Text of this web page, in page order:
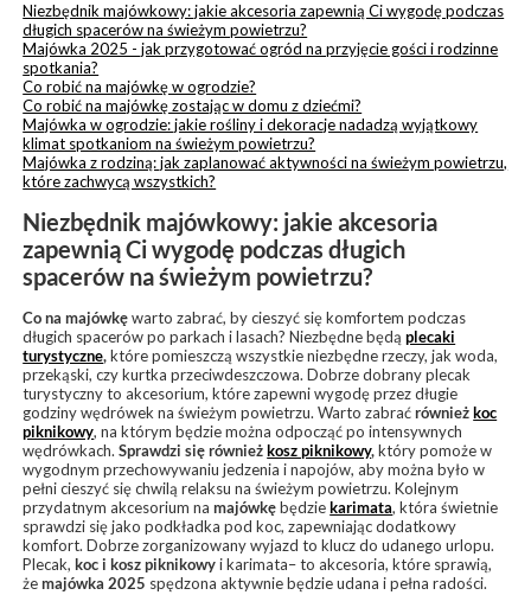
Niezbędnik majówkowy: jakie akcesoria zapewnią Ci wygodę podczas
długich spacerów na świeżym powietrzu?
Majówka 2025 - jak przygotować ogród na przyjęcie gości i rodzinne
spotkania?
Co robić na majówkę w ogrodzie?
Co robić na majówkę zostając w domu z dziećmi?
Majówka w ogrodzie: jakie rośliny i dekoracje nadadzą wyjątkowy
klimat spotkaniom na świeżym powietrzu?
Majówka z rodziną: jak zaplanować aktywności na świeżym powietrzu,
które zachwycą wszystkich?
Niezbędnik majówkowy: jakie akcesoria
zapewnią Ci wygodę podczas długich
spacerów na świeżym powietrzu?
Co na majówkęwarto zabrać, by cieszyć się komfortem podczas
długich spacerów po parkach i lasach? Niezbędne będąplecaki
turystyczne,które pomieszczą wszystkie niezbędne rzeczy, jak woda,
przekąski, czy kurtka przeciwdeszczowa. Dobrze dobrany plecak
turystyczny to akcesorium, które zapewni wygodę przez długie
godziny wędrówek na świeżym powietrzu. Warto zabraćrównieżkoc
piknikowy, na którym będzie można odpocząć po intensywnych
wędrówkach.Sprawdzi się równieżkosz piknikowy,który pomoże w
wygodnym przechowywaniu jedzenia i napojów, aby można było w
pełni cieszyć się chwilą relaksu na świeżym powietrzu. Kolejnym
przydatnym akcesorium namajówkębędziekarimata, która świetnie
sprawdzi się jako podkładka pod koc, zapewniając dodatkowy
komfort. Dobrze zorganizowany wyjazd to klucz do udanego urlopu.
Plecak,koc i kosz piknikowyi karimata– to akcesoria, które sprawią,
żemajówka 2025 spędzona aktywnie będzie udana i pełna radości.